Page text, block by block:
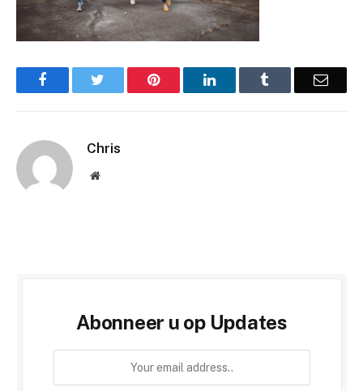
Facebook Pinterest LinkedIn Email
Chris
Website
Abonneer u op Updates